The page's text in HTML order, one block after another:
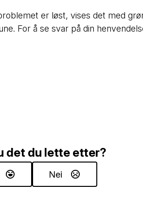
er løst, vises det med
For å se svar på din
det du lette etter?
Nei